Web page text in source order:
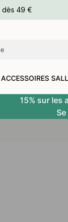
dès 49 €
ACCESSOIRES
15% sur les